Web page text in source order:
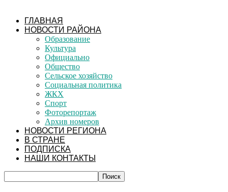
ГЛАВНАЯ
НОВОСТИ РАЙОНА
Образование
Культура
Официально
Общество
Сельское хозяйство
Социальная политика
ЖКХ
Спорт
Фоторепортаж
Архив номеров
НОВОСТИ РЕГИОНА
В СТРАНЕ
ПОДПИСКА
НАШИ КОНТАКТЫ